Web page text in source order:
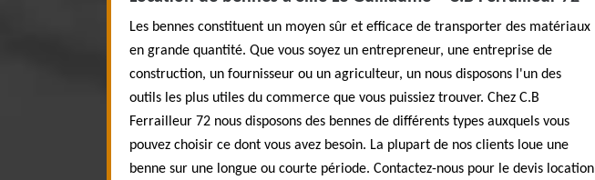
Les bennes constituent un moyen sûr et efficace de transporter des matériaux
en grande quantité. Que vous soyez un entrepreneur, une entreprise de
construction, un fournisseur ou un agriculteur, un nous disposons l'un des
outils les plus utiles du commerce que vous puissiez trouver. Chez C.B
Ferrailleur 72 nous disposons des bennes de différents types auxquels vous
pouvez choisir ce dont vous avez besoin. La plupart de nos clients loue une
benne sur une longue ou courte période. Contactez-nous pour le devis location